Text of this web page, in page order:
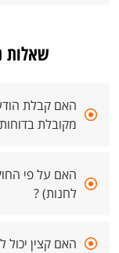
שאלות
מקובלת
האם על פי
לחנות) ?
האם קצין